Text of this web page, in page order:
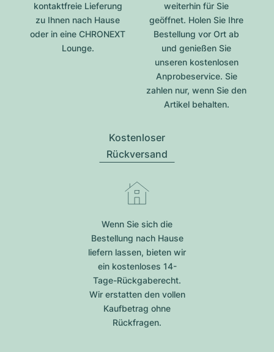
kontaktfreie Lieferung
zu Ihnen nach Hause
oder in eine CHRONEXT
Lounge.
weiterhin für Sie
geöffnet. Holen Sie Ihre
Bestellung vor Ort ab
und genießen Sie
unseren kostenlosen
Anprobeservice. Sie
zahlen nur, wenn Sie den
Artikel behalten.
Kostenloser
Rückversand
Wenn Sie sich die
Bestellung nach Hause
liefern lassen, bieten wir
ein kostenloses 14-
Tage-Rückgaberecht.
Wir erstatten den vollen
Kaufbetrag ohne
Rückfragen.